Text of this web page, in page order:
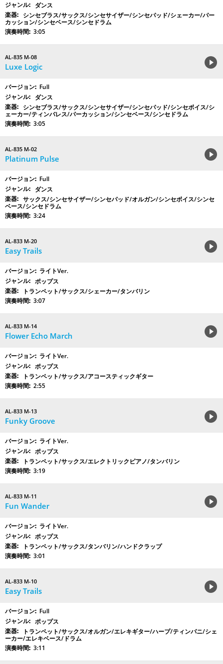
ダンス
シンセブラス/サックス/シンセサイザー/シンセパッド/シェーカー/パー
カッション/シンセベース/シンセドラム
3:05
AL-835 M-08
Luxe Logic
Full
ダンス
シンセブラス/サックス/シンセサイザー/シンセパッド/シンセボイス/シ
ェーカー/ティンバレス/パーカッション/シンセベース/シンセドラム
3:05
AL-835 M-02
Platinum Pulse
Full
ダンス
サックス/シンセサイザー/シンセパッド/オルガン/シンセボイス/シンセ
ベース/シンセドラム
3:24
AL-833 M-20
Easy Trails
ライトVer.
ポップス
トランペット/サックス/シェーカー/タンバリン
3:07
AL-833 M-14
Flower Echo March
ライトVer.
ポップス
トランペット/サックス/アコースティックギター
2:55
AL-833 M-13
Funky Groove
ライトVer.
ポップス
トランペット/サックス/エレクトリックピアノ/タンバリン
3:19
AL-833 M-11
Fun Wander
ライトVer.
ポップス
トランペット/サックス/タンバリン/ハンドクラップ
3:01
AL-833 M-10
Easy Trails
Full
ポップス
トランペット/サックス/オルガン/エレキギター/ハープ/ティンパニ/シェ
ーカー/エレキベース/ドラム
3:11